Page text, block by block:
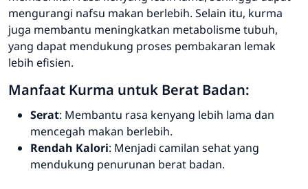
mengurangi nafsu makan berlebih. Selain itu, kurma
juga membantu meningkatkan metabolisme tubuh,
yang dapat mendukung proses pembakaran lemak
lebih efisien.
Manfaat Kurma untuk Berat Badan:
Serat: Membantu rasa kenyang lebih lama dan
mencegah makan berlebih.
Rendah Kalori: Menjadi camilan sehat yang
mendukung penurunan berat badan.